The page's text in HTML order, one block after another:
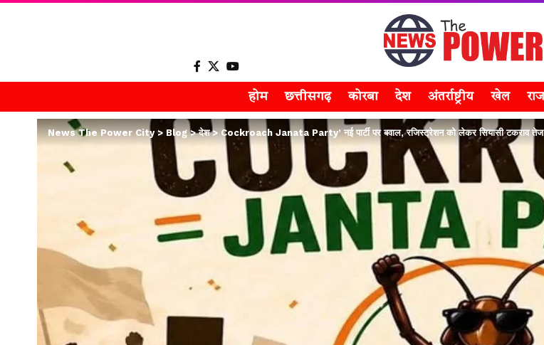
होम छत्तीसगढ़ कोरबा देश अंतर्राष्ट्रीय खेल
News The Power City> Blog>देश>Cockroach Janata Party’ नई पार्टी पर बवाल, रजिस्ट्रेशन को लेकर सियासी टकराव तेज